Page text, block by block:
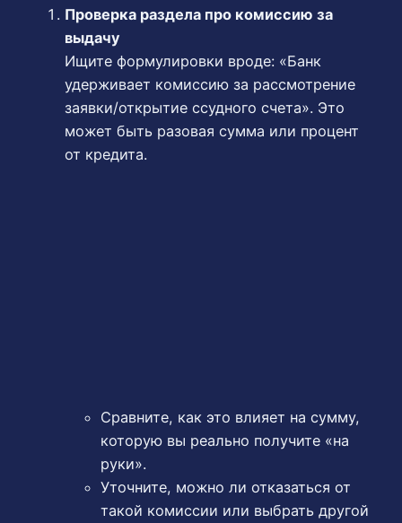
Проверка раздела про комиссию за
выдачу
Ищите формулировки вроде: «Банк
удерживает комиссию за рассмотрение
заявки/открытие ссудного счета». Это
может быть разовая сумма или процент
от кредита.
Сравните, как это влияет на сумму,
которую вы реально получите «на
руки».
Уточните, можно ли отказаться от
такой комиссии или выбрать другой